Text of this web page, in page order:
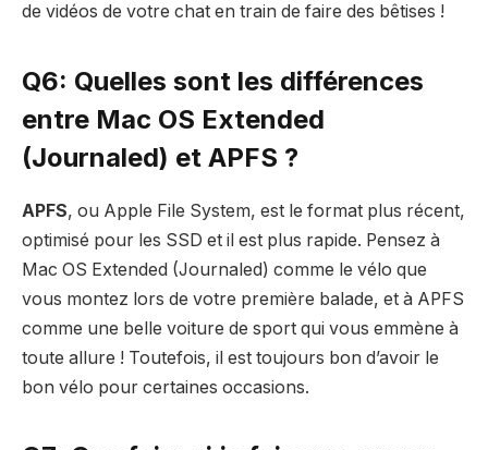
de vidéos de votre chat en train de faire des bêtises !
Q6: Quelles sont les différences
entre Mac OS Extended
(Journaled) et APFS ?
APFS, ou Apple File System, est le format plus récent,
optimisé pour les SSD et il est plus rapide. Pensez à
Mac OS Extended (Journaled) comme le vélo que
vous montez lors de votre première balade, et à APFS
comme une belle voiture de sport qui vous emmène à
toute allure ! Toutefois, il est toujours bon d’avoir le
bon vélo pour certaines occasions.